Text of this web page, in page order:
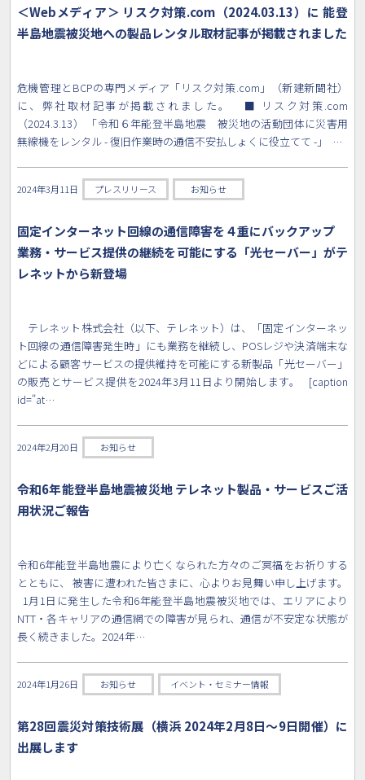
＜Webメディア＞ リスク対策.com（2024.03.13）に 能登
半島地震被災地への製品レンタル取材記事が掲載されました
危機管理とBCPの専門メディア「リスク対策.com」（新建新聞社）
に、弊社取材記事が掲載されました。 ■ リスク対策.com
（2024.3.13） 「令和６年能登半島地震 被災地の活動団体に災害用
無線機をレンタル - 復旧作業時の通信不安払しょくに役立てて -」 …
2024年3月11日 プレスリリース お知らせ
固定インターネット回線の通信障害を４重にバックアップ
業務・サービス提供の継続を可能にする「光セーバー」がテ
レネットから新登場
テレネット株式会社（以下、テレネット）は、「固定インターネッ
ト回線の通信障害発生時」にも業務を継続し、POSレジや決済端末な
どによる顧客サービスの提供維持を可能にする新製品「光セーバー」
の販売とサービス提供を2024年3月11日より開始します。 [caption
id="at…
2024年2月20日 お知らせ
令和6年能登半島地震被災地 テレネット製品・サービスご活
用状況ご報告
令和6年能登半島地震により亡くなられた方々のご冥福をお祈りする
とともに、 被害に遭われた皆さまに、心よりお見舞い申し上げます。
1月1日に発生した令和6年能登半島地震被災地では、エリアにより
NTT・各キャリアの通信網での障害が見られ、通信が不安定な状態が
長く続きました。2024年…
2024年1月26日 お知らせ イベント・セミナー情報
第28回震災対策技術展（横浜 2024年2月8日〜9日開催）に
出展します